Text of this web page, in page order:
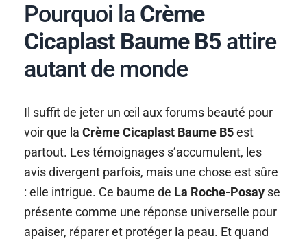
Pourquoi la Crème
Cicaplast Baume B5 attire
autant de monde
Il suffit de jeter un œil aux forums beauté pour
voir que laCrème Cicaplast Baume B5est
partout. Les témoignages s’accumulent, les
avis divergent parfois, mais une chose est sûre
: elle intrigue. Ce baume de La Roche-Posay se
présente comme une réponse universelle pour
apaiser, réparer et protéger la peau. Et quand